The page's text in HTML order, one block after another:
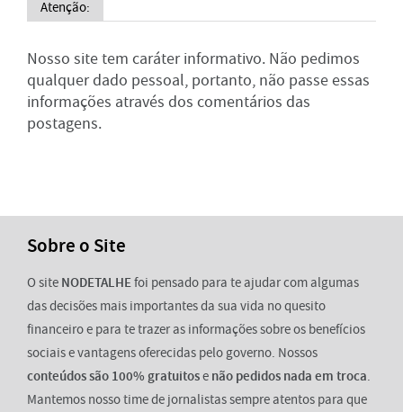
Atenção:
Nosso site tem caráter informativo. Não pedimos
qualquer dado pessoal, portanto, não passe essas
informações através dos comentários das
postagens.
Sobre o Site
O site NODETALHEfoi pensado para te ajudar com algumas
das decisões mais importantes da sua vida no quesito
financeiro e para te trazer as informações sobre os benefícios
sociais e vantagens oferecidas pelo governo. Nossos
conteúdos são 100% gratuitose não pedidos nada em troca.
Mantemos nosso time de jornalistas sempre atentos para que